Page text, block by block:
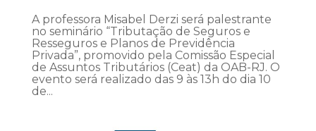
A professora Misabel Derzi será palestrante
no seminário “Tributação de Seguros e
Resseguros e Planos de Previdência
Privada”, promovido pela Comissão Especial
de Assuntos Tributários (Ceat) da OAB-RJ. O
evento será realizado das 9 às 13h do dia 10
de...